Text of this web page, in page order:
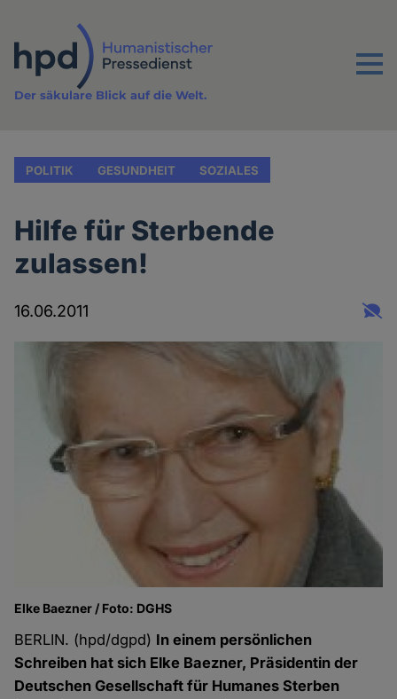
Inhalt
Menu
Der säkulare Blick auf die Welt.
POLITIK GESUNDHEIT SOZIALES
Hilfe für Sterbende
zulassen!
16.06.2011
Elke Baezner / Foto: DGHS
BERLIN. (hpd/dgpd) In einem persönlichen
Schreiben hat sich Elke Baezner, Präsidentin der
Deutschen Gesellschaft für Humanes Sterben